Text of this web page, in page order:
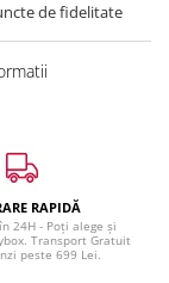
de fidelitate
RAPIDĂ
24H - Poți alege și
Transport Gratuit
peste 699 Lei.